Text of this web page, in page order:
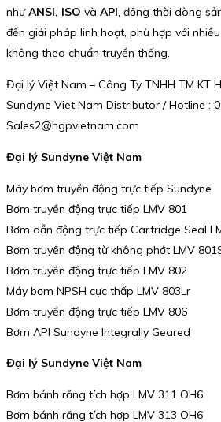
nhưANSI, ISO và API, đồng thời dòng
đến giải pháp linh hoạt, phù hợp với
không theo chuẩn truyền thống.
Đại lý Việt Nam – Công Ty TNHH TM KT
Sundyne Viet Nam Distributor / Hotline :
Sales2@hgpvietnam.com
Đại lý Sundyne Việt Nam
Máy bơm truyền động trực tiếp Sundyne
Bơm truyền động trực tiếp LMV 801
Bơm dẫn động trực tiếp Cartridge Seal
Bơm truyền động từ không phớt LMV
Bơm truyền động trực tiếp LMV 802
Máy bơm NPSH cực thấp LMV 803Lr
Bơm truyền động trực tiếp LMV 806
Bơm API Sundyne Integrally Geared
Đại lý Sundyne Việt Nam
Bơm bánh răng tích hợp LMV 311 OH6
Bơm bánh răng tích hợp LMV 313 OH6